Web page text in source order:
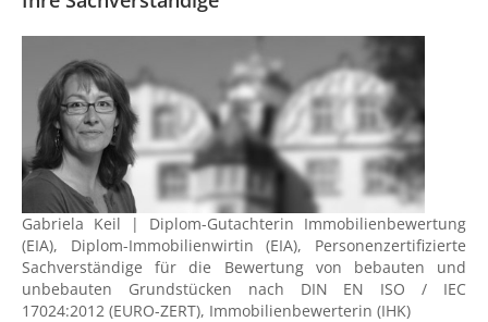
Gabriela Keil | Diplom-Gutachterin Immobilienbewertung
(EIA), Diplom-Immobilienwirtin (EIA), Personenzertifizierte
Sachverständige für die Bewertung von bebauten und
unbebauten Grundstücken nach DIN EN ISO / IEC
17024:2012 (EURO-ZERT), Immobilienbewerterin (IHK)